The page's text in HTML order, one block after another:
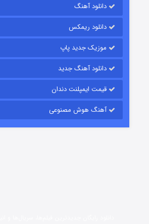
قسمت15 (دوبله)
زیرزمین
دانلود آهنگ
دانلود ریمکس
موزیک جدید پاپ
دانلود آهنگ جدید
قیمت ایمپلنت دندان
آهنگ هوش مصنوعی